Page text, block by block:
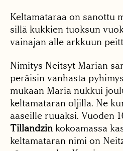
Keltamataraa on sanottu
sillä kukkien tuoksun
vainajan alle arkkuun
Nimitys Neitsyt Marian
peräisin vanhasta
mukaan Maria nukkui
keltamataran oljilla. Ne
aaseille ruuaksi. Vuoden
Tillandzin kokoamassa
keltamataran nimi on